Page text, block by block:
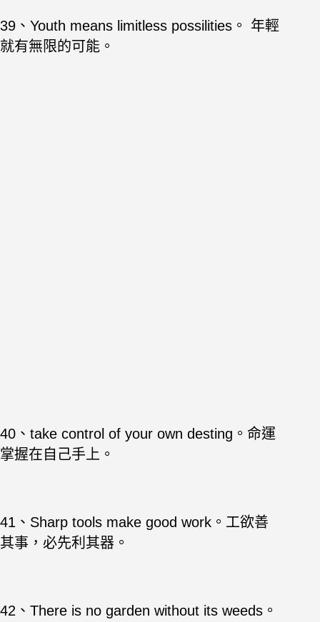
39、Youth means limitless possilities。 年輕
就有無限的可能。
40、take control of your own desting。命運
掌握在自己手上。
41、Sharp tools make good work。工欲善
其事，必先利其器。
42、There is no garden without its weeds。